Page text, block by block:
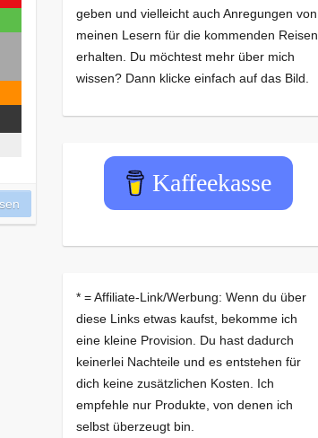
geben und vielleicht auch Anregungen von
meinen Lesern für die kommenden Reisen
erhalten. Du möchtest mehr über mich
wissen? Dann klicke einfach auf das Bild.
Kaffeekasse
* = Affiliate-Link/Werbung: Wenn du über
diese Links etwas kaufst, bekomme ich
eine kleine Provision. Du hast dadurch
keinerlei Nachteile und es entstehen für
dich keine zusätzlichen Kosten. Ich
empfehle nur Produkte, von denen ich
selbst überzeugt bin.